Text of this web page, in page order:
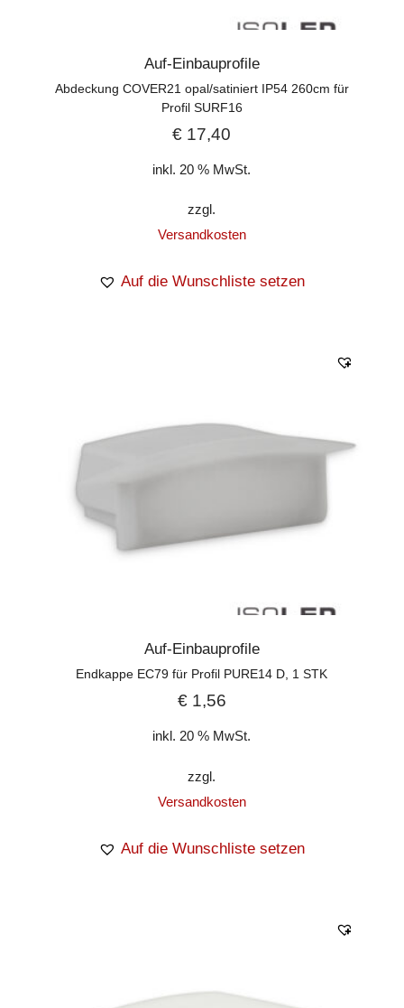
Auf-Einbauprofile
Abdeckung COVER21 opal/satiniert IP54 260cm für
Profil SURF16
€ 17,40
inkl. 20 % MwSt.
zzgl.
Versandkosten
Auf die Wunschliste setzen
Auf-Einbauprofile
Endkappe EC79 für Profil PURE14 D, 1 STK
€1,56
inkl. 20 % MwSt.
zzgl.
Versandkosten
Auf die Wunschliste setzen